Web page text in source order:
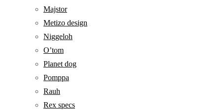
Majstor
Metizo design
Niggeloh
O’tom
Planet dog
Pomppa
Rauh
Rex specs